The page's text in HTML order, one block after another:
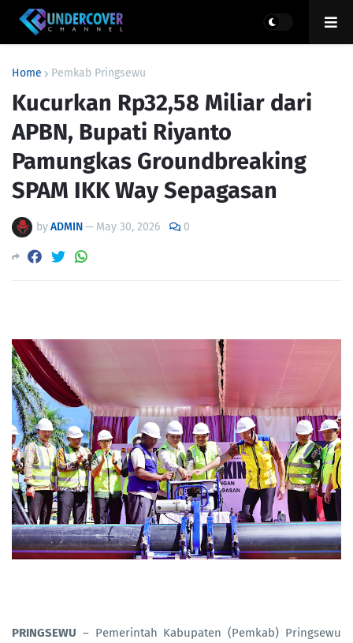
Home Pemkab Pringsewu
Kucurkan Rp32,58 Miliar dari
APBN, Bupati Riyanto
Pamungkas Groundbreaking
SPAM IKK Way Sepagasan
byADMIN— May 30, 2026 0
PRINGSEWU – Pemerintah Kabupaten (Pemkab) Pringsewu